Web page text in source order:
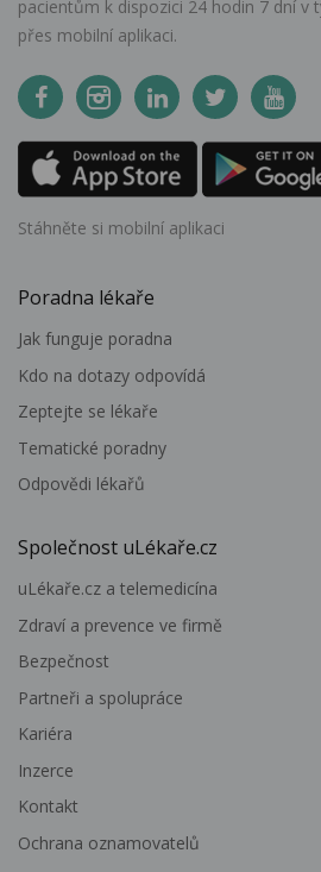
pacientům k dispozici 24 hodin 7 dní v
přes mobilní aplikaci.
Stáhněte si mobilní aplikaci
Poradna lékaře
Jak funguje poradna
Kdo na dotazy odpovídá
Zeptejte se lékaře
Tematické poradny
Odpovědi lékařů
Společnost uLékaře.cz
uLékaře.cz a telemedicína
Zdraví a prevence ve firmě
Bezpečnost
Partneři a spolupráce
Kariéra
Inzerce
Kontakt
Ochrana oznamovatelů